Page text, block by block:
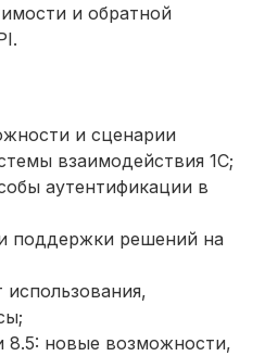
и обратной
и сценарии
взаимодействия 1С;
аутентификации в
поддержки решений на
8.5: новые возможности,